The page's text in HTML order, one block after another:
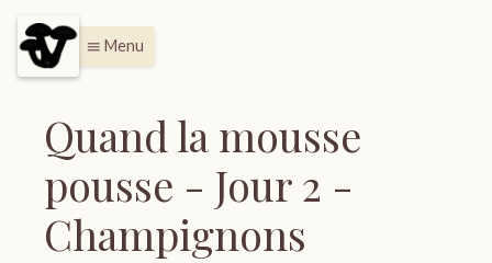
menu Menu
Quand la mousse
pousse - Jour 2 -
Champignons